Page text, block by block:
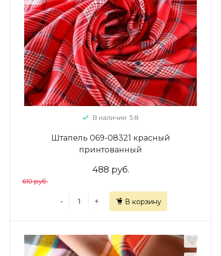
В наличии: 5.8
Штапель 069-08321 красный
принтованный
488 руб.
610 руб.
- + В корзину